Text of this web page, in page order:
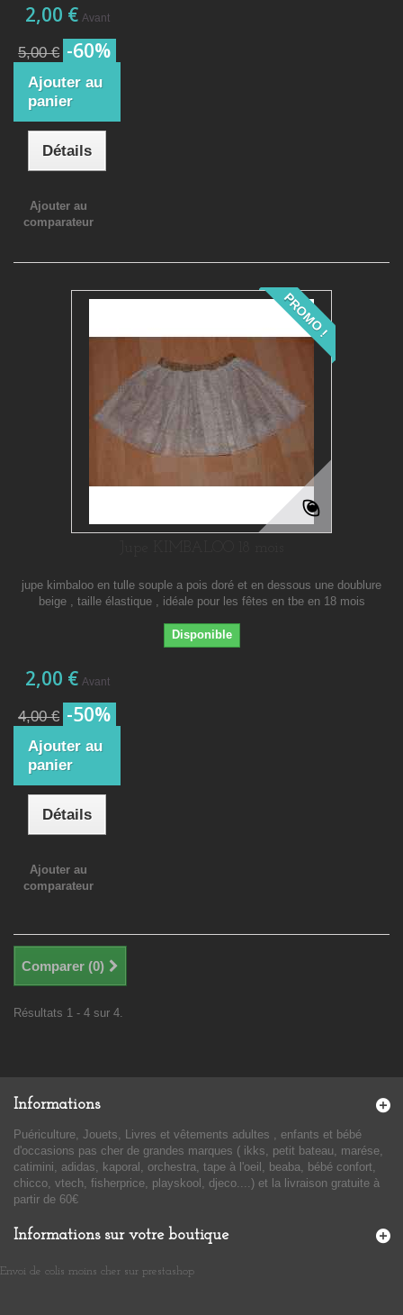
2,00 € Avant
5,00 € -60%
Ajouter au
panier
Détails
Ajouter au
comparateur
PROMO !
jupe kimbaloo en tulle souple a pois doré et en dessous une doublure
beige , taille élastique , idéale pour les fêtes en tbe en 18 mois
Disponible
2,00 € Avant
4,00 € -50%
Ajouter au
panier
Détails
Ajouter au
comparateur
Comparer (0)
Résultats 1 - 4 sur 4.
Informations
Puériculture, Jouets, Livres et vêtements adultes , enfants et bébé
d'occasions pas cher de grandes marques ( ikks, petit bateau, marése,
catimini, adidas, kaporal, orchestra, tape à l'oeil, beaba, bébé confort,
chicco, vtech, fisherprice, playskool, djeco....) et la livraison gratuite à
partir de 60€
Informations sur votre boutique
Envoi de colis moins cher sur prestashop